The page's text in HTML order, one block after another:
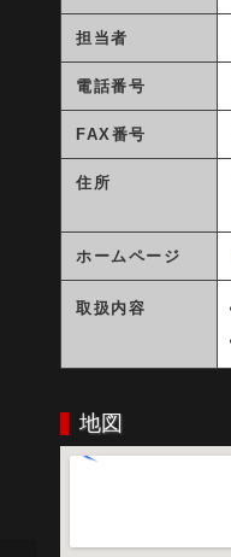
担当者
電話番号
FAX番号
住所
ホームページ
取扱内容
地図